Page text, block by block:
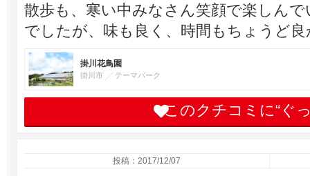
散歩も、寒い中みなさん笑顔で楽しん
でしたが、味も良く、時間もちょうど
掛川花鳥園
掛川市 テーマパーク
このクチコミに“ぐ
投稿：2017/12/07